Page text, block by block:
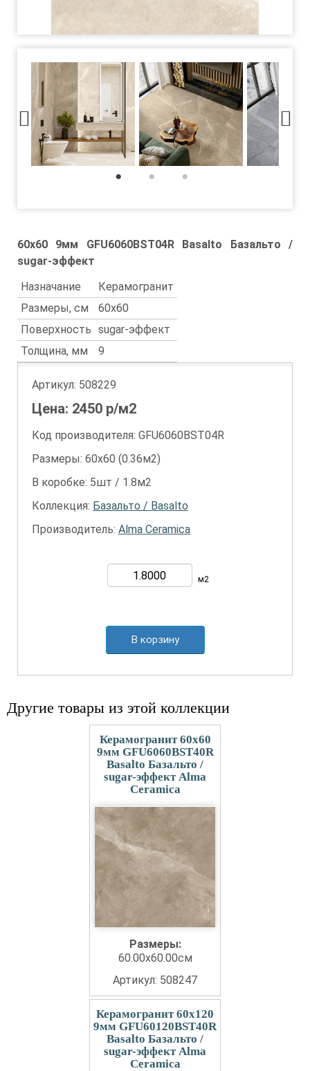
60x60 9мм GFU6060BST04R Basalto Базальто /
sugar-эффект
Назначание
Керамогранит
Размеры, см
60x60
Поверхность sugar-эффект
Толщина, мм
9
Артикул: 508229
Цена: 2450 р/м2
Код производителя: GFU6060BST04R
Размеры: 60х60 (0.36м2)
В коробке: 5шт / 1.8м2
Коллекция: Базальто / Basalto
Производитель: Alma Ceramica
м2
В корзину
Другие товары из этой коллекции
Керамогранит 60x60
9мм GFU6060BST40R
Basalto Базальто /
sugar-эффект Alma
Ceramica
Размеры:
60.00x60.00см
Артикул: 508247
Керамогранит 60x120
9мм GFU60120BST40R
Basalto Базальто /
sugar-эффект Alma
Ceramica